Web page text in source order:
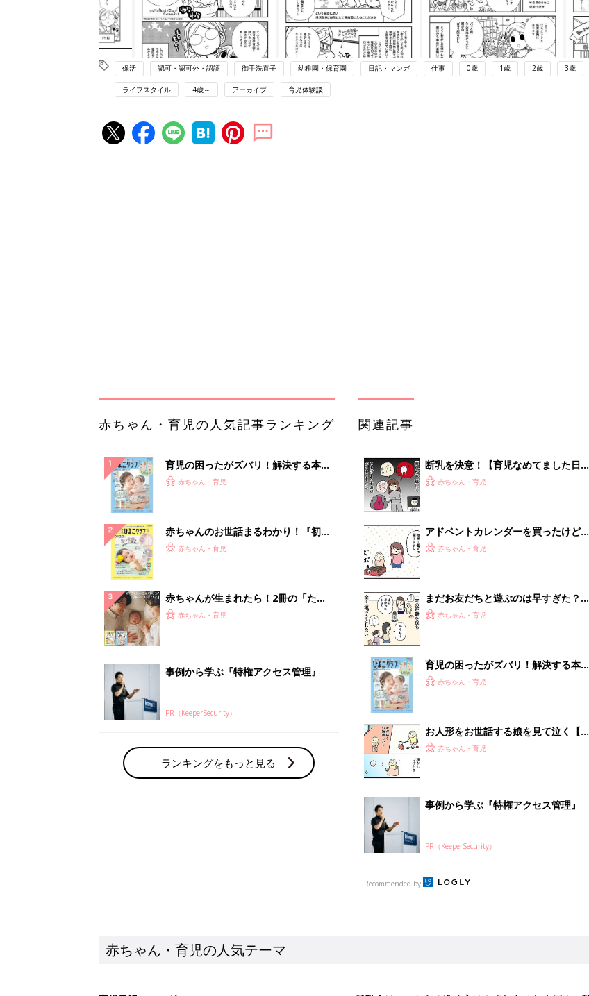
保活 認可・認可外・認証 御手洗直子 幼稚園・保育園 日記・マンガ 仕事 0歳 1歳 2歳 3歳
ライフスタイル 4歳～ アーカイブ 育児体験談
PR（KeeperSecurity）
ランキングをもっと見る
になるまで、育児に役立つ情報がいっ
ぱい！
PR（KeeperSecurity）
赤ちゃん・育児の人気テーマ
育児日記・マンガ
離乳食はいつから？進め方は？「たまひよ きほんの離
授乳の悩みや初めての離乳食作りに役立つ
子育てとお金
妊娠・出産・育児にかかる費用やもらえる補助
金・助成金を解説